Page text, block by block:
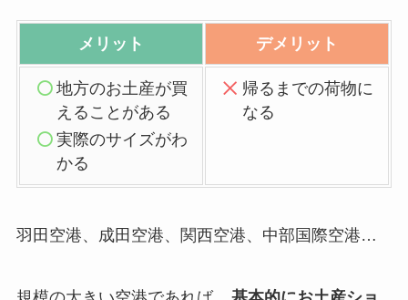
メリット デメリット
地方のお土産が買
えることがある
実際のサイズがわ
かる
帰るまでの荷物に
なる
羽田空港、成田空港、関西空港、中部国際空港…